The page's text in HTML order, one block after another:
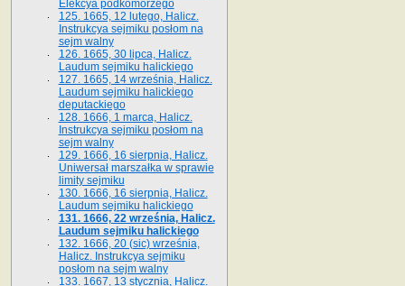
Elekcya podkomorzego
125. 1665, 12 lutego, Halicz.
Instrukcya sejmiku posłom na
sejm walny
126. 1665, 30 lipca, Halicz.
Laudum sejmiku halickiego
127. 1665, 14 września, Halicz.
Laudum sejmiku halickiego
deputackiego
128. 1666, 1 marca, Halicz.
Instrukcya sejmiku posłom na
sejm walny
129. 1666, 16 sierpnia, Halicz.
Uniwersał marszałka w sprawie
limity sejmiku
130. 1666, 16 sierpnia, Halicz.
Laudum sejmiku halickiego
131. 1666, 22 września, Halicz.
Laudum sejmiku halickiego
132. 1666, 20 (sic) września,
Halicz. Instrukcya sejmiku
posłom na sejm walny
133. 1667, 13 stycznia, Halicz.